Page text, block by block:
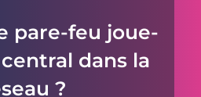
pare-feu joue-
dans la
?